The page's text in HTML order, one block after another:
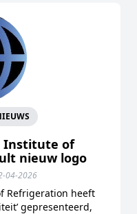
Institute of
nieuw logo
04-2026
Refrigeration heeft
gepresenteerd,